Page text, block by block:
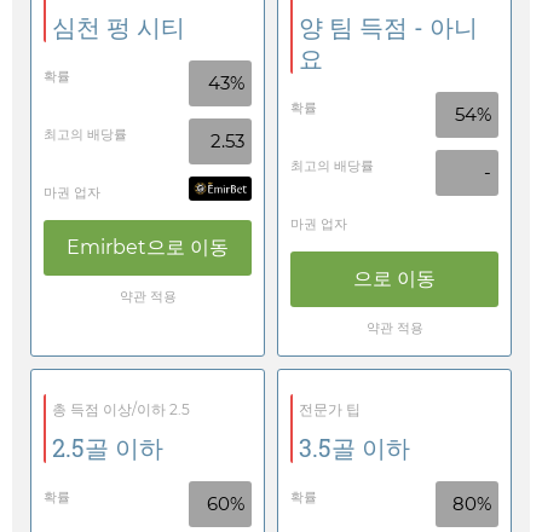
심천 펑 시티
확률 43%
최고의 배당률 2.53
마권 업자
Emirbet으로 이동
약관 적용
양 팀 득점 - 아니
요
확률 54%
최고의 배당률 -
마권 업자
으로 이동
약관 적용
총 득점 이상/이하 2.5
2.5골 이하
확률 60%
전문가 팁
3.5골 이하
확률 80%